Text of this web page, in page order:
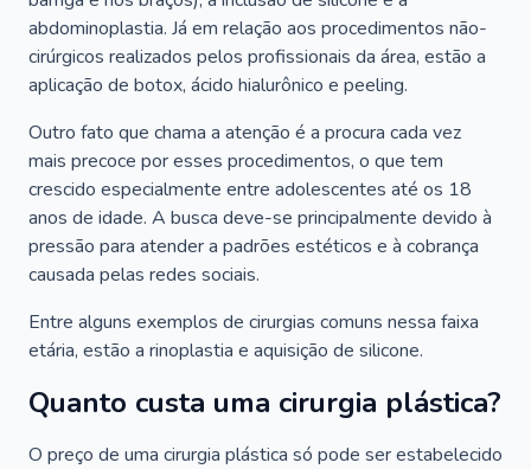
abdominoplastia. Já em relação aos procedimentos não-
cirúrgicos realizados pelos profissionais da área, estão a
aplicação de botox, ácido hialurônico e peeling.
Outro fato que chama a atenção é a procura cada vez
mais precoce por esses procedimentos, o que tem
crescido especialmente entre adolescentes até os 18
anos de idade. A busca deve-se principalmente devido à
pressão para atender a padrões estéticos e à cobrança
causada pelas redes sociais.
Entre alguns exemplos de cirurgias comuns nessa faixa
etária, estão a rinoplastia e aquisição de silicone.
Quanto custa uma cirurgia plástica?
O preço de uma cirurgia plástica só pode ser estabelecido